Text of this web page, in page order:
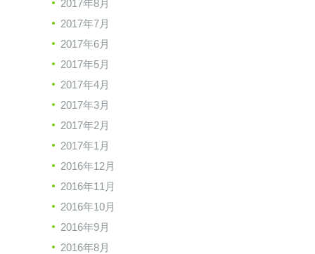
2017年8月
2017年7月
2017年6月
2017年5月
2017年4月
2017年3月
2017年2月
2017年1月
2016年12月
2016年11月
2016年10月
2016年9月
2016年8月